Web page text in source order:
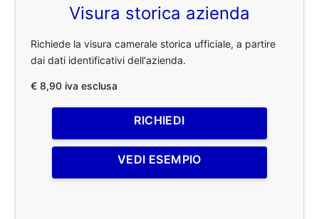
Visura storica azienda
Richiede la visura camerale storica ufficiale, a partire
dai dati identificativi dell'azienda.
€ 8,90 iva esclusa
RICHIEDI
VEDI ESEMPIO